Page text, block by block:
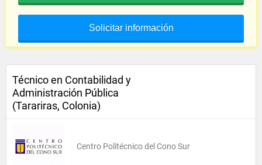
Solicitar información
Técnico en Contabilidad y
Administración Pública
(Tarariras, Colonia)
Centro Politécnico del Cono Sur